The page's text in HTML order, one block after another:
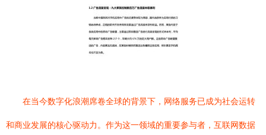
在当今数字化浪潮席卷全球的背景下，网络服务已成为社会运转
和商业发展的核心驱动力。作为这一领域的重要参与者，互联网数据